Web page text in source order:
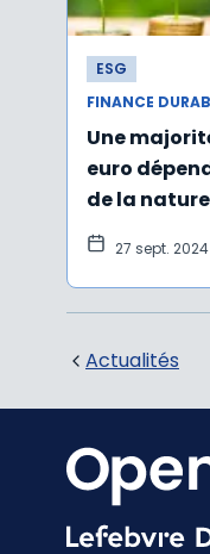
ESG
FINANCE
Une
euro
de la nature
27 sept. 2024
Actualités